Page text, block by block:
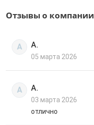
Отзывы о компании
А А.
05 марта 2026
А А.
03 марта 2026
отлично